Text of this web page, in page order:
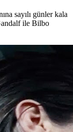
sayılı günler kala
ile Bilbo